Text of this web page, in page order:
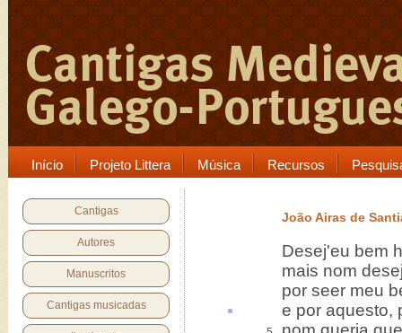
Início Projeto Littera Música Recursos
Cantigas
Autores
Manuscritos
Cantigas musicadas
João Airas de
Desej'eu bem
mais nom
por seer meu
e por aquesto,